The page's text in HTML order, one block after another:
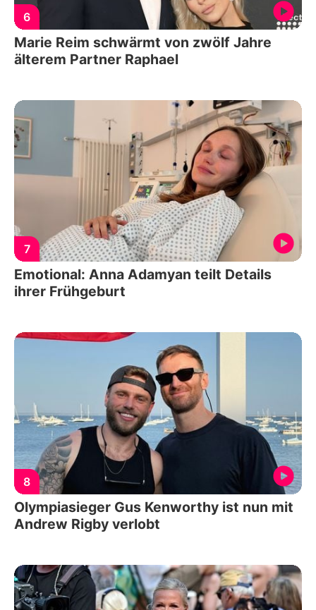
6
Marie Reim schwärmt von zwölf Jahre
älterem Partner Raphael
7
Emotional: Anna Adamyan teilt Details
ihrer Frühgeburt
8
Olympiasieger Gus Kenworthy ist nun mit
Andrew Rigby verlobt